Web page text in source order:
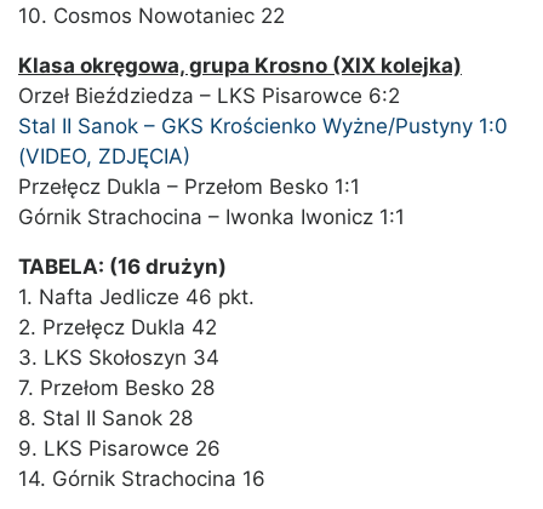
10. Cosmos Nowotaniec 22
Klasa okręgowa, grupa Krosno (XIX kolejka)
Orzeł Bieździedza – LKS Pisarowce 6:2
Stal II Sanok – GKS Krościenko Wyżne/Pustyny 1:0
(VIDEO, ZDJĘCIA)
Przełęcz Dukla – Przełom Besko 1:1
Górnik Strachocina – Iwonka Iwonicz 1:1
TABELA: (16 drużyn)
1. Nafta Jedlicze 46 pkt.
2. Przełęcz Dukla 42
3. LKS Skołoszyn 34
7. Przełom Besko 28
8. Stal II Sanok 28
9. LKS Pisarowce 26
14. Górnik Strachocina 16